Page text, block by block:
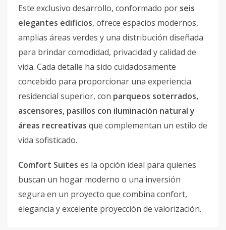
Este exclusivo desarrollo, conformado por seis
elegantes edificios, ofrece espacios modernos,
amplias áreas verdes y una distribución diseñada
para brindar comodidad, privacidad y calidad de
vida. Cada detalle ha sido cuidadosamente
concebido para proporcionar una experiencia
residencial superior, con parqueos soterrados,
ascensores, pasillos con iluminación natural y
áreas recreativas que complementan un estilo de
vida sofisticado.
Comfort Suites es la opción ideal para quienes
buscan un hogar moderno o una inversión
segura en un proyecto que combina confort,
elegancia y excelente proyección de valorización.